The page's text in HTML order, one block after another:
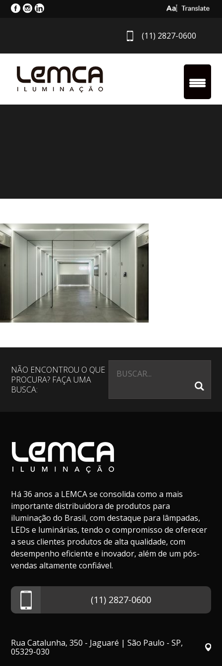
Select
(11) 2827-0600
NÃO ENCONTROU O QUE
PROCURA? FAÇA UMA
BUSCA:
Há 36 anos a LEMCA se consolida como a mais
importante distribuidora de produtos para
iluminação do Brasil, com destaque para lâmpadas,
LEDs e luminárias, tendo o compromisso de oferecer
a seus clientes produtos de alta qualidade, com
desempenho eficiente e inovador, além de um pós-
vendas altamente confiável.
(11) 2827-0600
Rua Catalunha, 350 - Jaguaré | São Paulo - SP,
05329-030